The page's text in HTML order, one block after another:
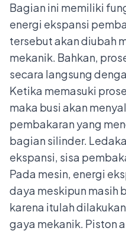
Bagian ini memiliki
energi ekspansi
tersebut akan diubah
mekanik. Bahkan,
secara langsung
Ketika memasuki
maka busi akan
pembakaran yang
bagian silinder.
ekspansi, sisa
Pada mesin, energi
daya meskipun masih
karena itulah
gaya mekanik. Piston